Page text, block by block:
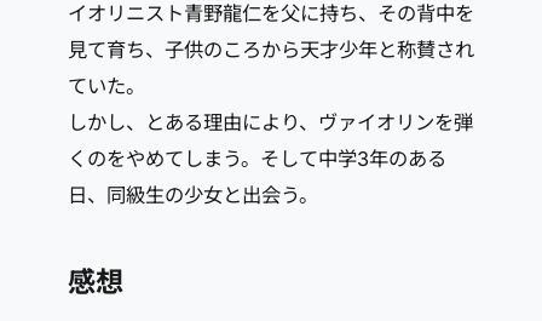
イオリニスト青野龍仁を父に持ち、その背中を
見て育ち、子供のころから天才少年と称賛され
ていた。
しかし、とある理由により、ヴァイオリンを弾
くのをやめてしまう。そして中学3年のある
日、同級生の少女と出会う。
感想